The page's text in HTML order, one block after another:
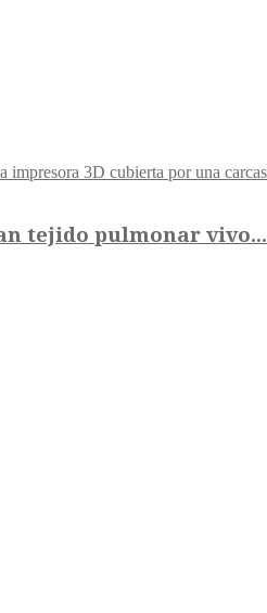
tejido pulmonar vivo...